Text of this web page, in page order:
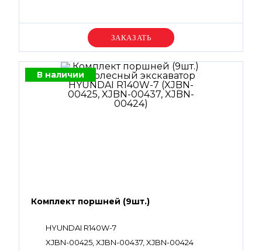
Уточняйте цену
В наличии
Комплект поршней (9шт.)
HYUNDAI R140W-7
XJBN-00425, XJBN-00437, XJBN-00424